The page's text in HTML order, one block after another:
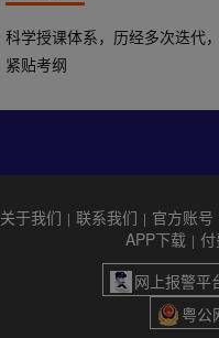
科学授课体系，历经多次迭代
紧贴考纲
关于我们 | 联系我们 | 官方账号
APP下载 |
网上报警平
粤公